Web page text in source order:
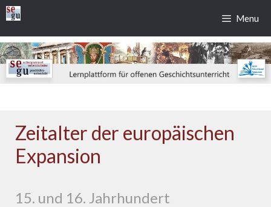
Zum
Inhalt
springen
Menu
Zeitalter der europäischen
Expansion
15. und 16. Jahrhundert